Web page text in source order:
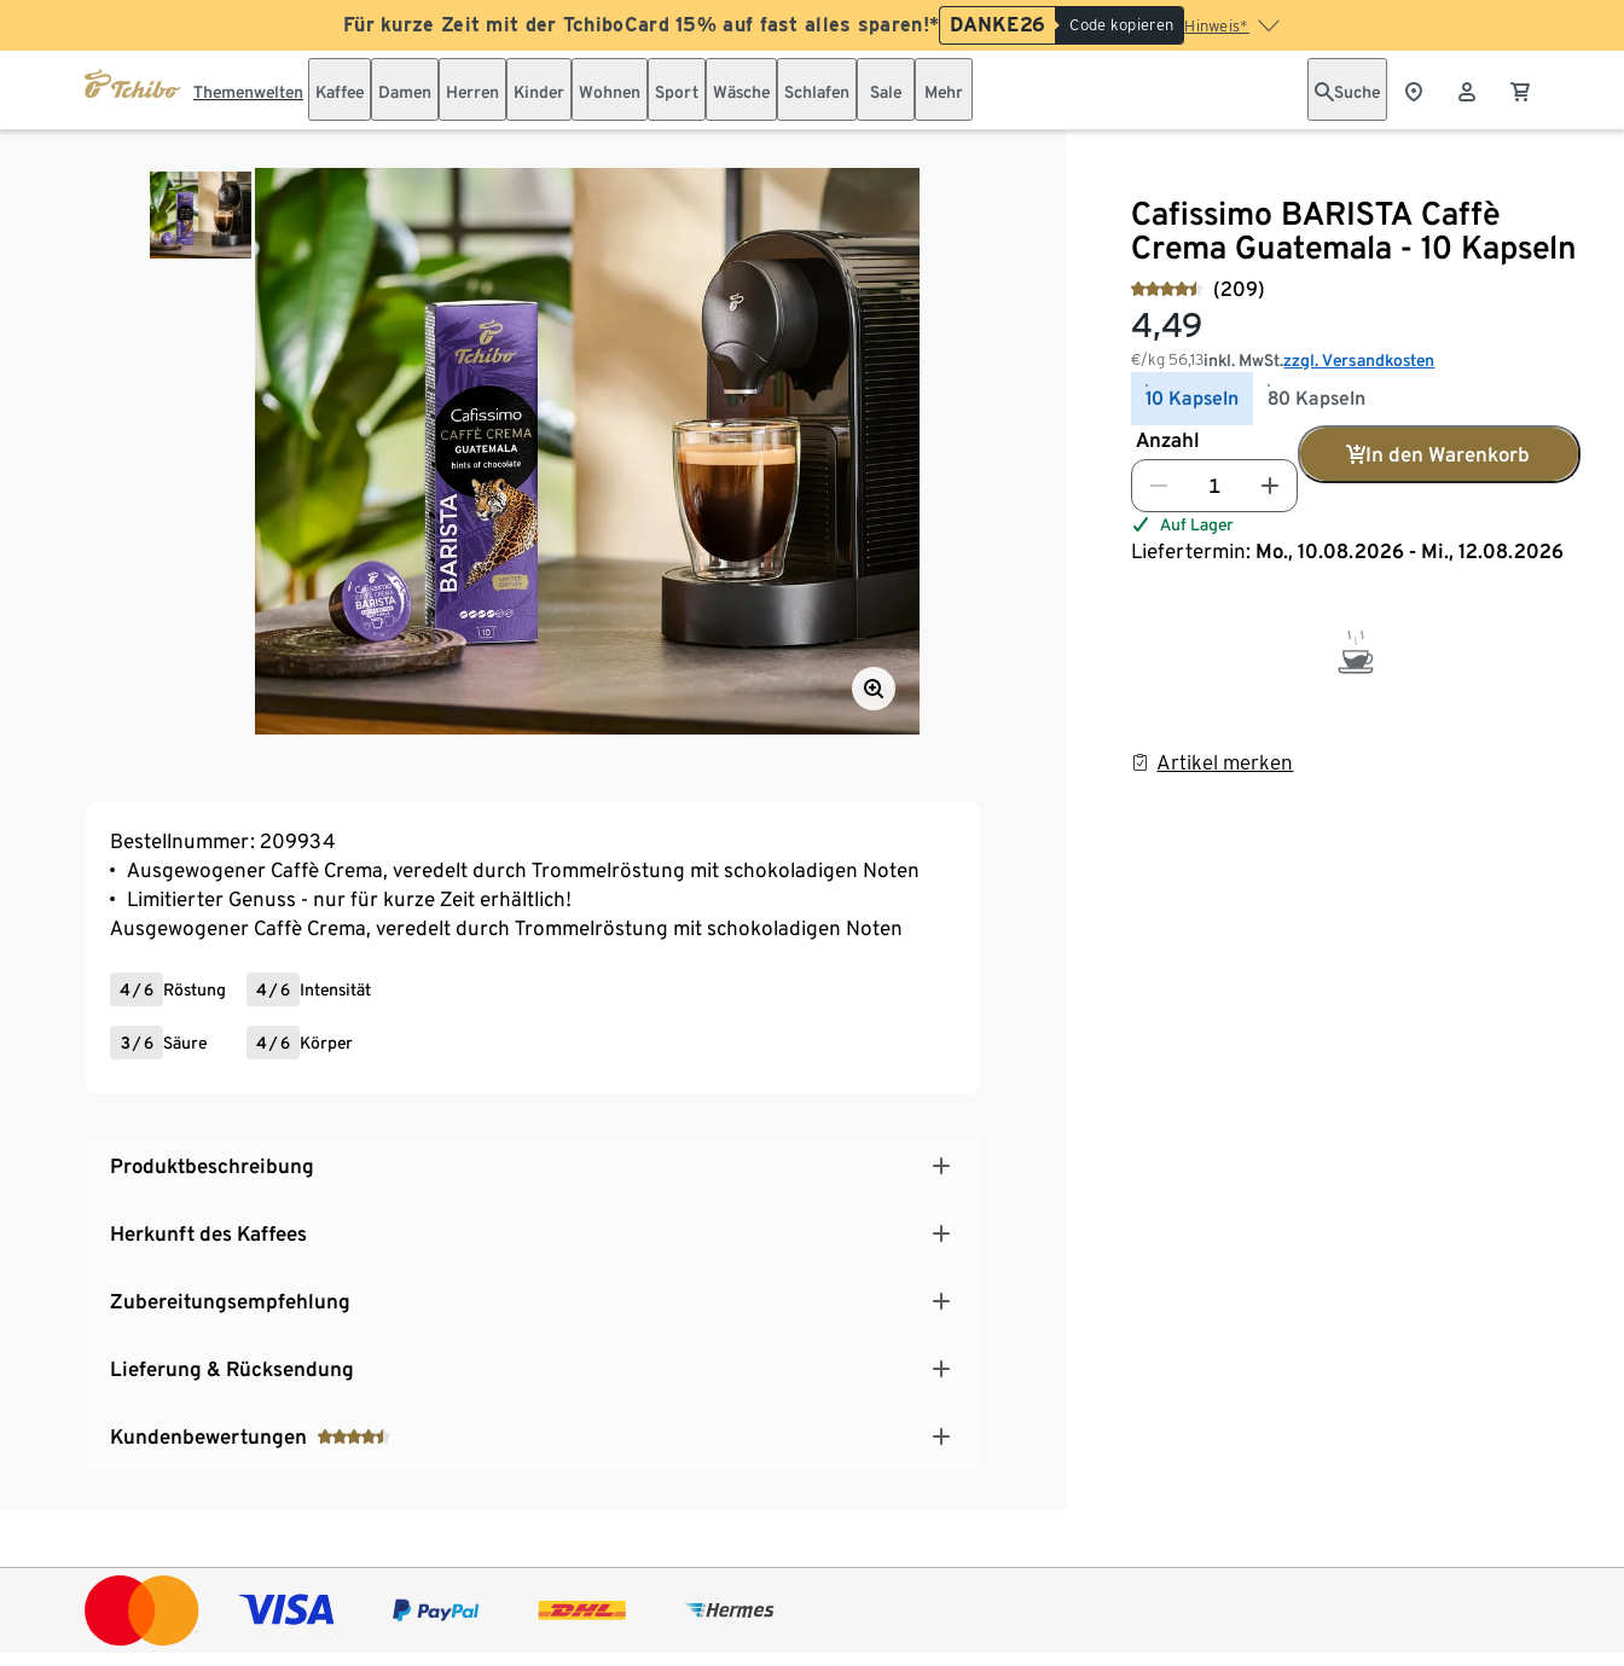
Für kurze Zeit mit der TchiboCard 15% auf fast alles sparen!* DANKE26 Code kopieren Hinweis*
Themenwelten Kaffee Damen Herren Kinder Wohnen Sport Wäsche Schlafen Sale Mehr Suche
Cafissimo BARISTA Caffè
Crema Guatemala - 10 Kapseln
(209)
4,49
€/kg 56,13inkl. MwSt.zzgl. Versandkosten
10 Kapseln 80 Kapseln
Anzahl
In den Warenkorb
Auf Lager
Liefertermin: Mo., 10.08.2026 - Mi., 12.08.2026
Artikel merken
Bestellnummer: 209934
Ausgewogener Caffè Crema, veredelt durch Trommelröstung mit schokoladigen Noten
Limitierter Genuss - nur für kurze Zeit erhältlich!
Ausgewogener Caffè Crema, veredelt durch Trommelröstung mit schokoladigen Noten
4/6 Röstung 4/6 Intensität
3 /6 Säure 4/6 Körper
Produktbeschreibung
Herkunft des Kaffees
Zubereitungsempfehlung
Lieferung & Rücksendung
Kundenbewertungen